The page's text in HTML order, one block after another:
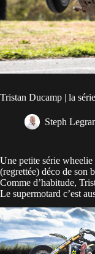
Tristan Ducamp | la
Steph
Une petite série
(regrettée) déco de son
Comme d’habitude,
Le supermotard c’est